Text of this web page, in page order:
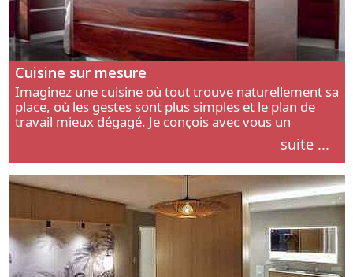
Cuisine sur mesure
Imaginez une cuisine où tout trouve naturellement sa
place, où les gestes sont plus simples et le plan de
travail mieux dégagé. Je conçois avec vous un
aménagement adapté à votre manière de cuisiner, de
suite ...